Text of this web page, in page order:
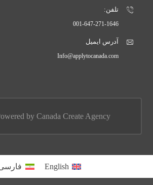
تلفن:
001-647-271-1646
آدرس ایمیل
Info@applytocanada.com
by Canada Create Agency
English